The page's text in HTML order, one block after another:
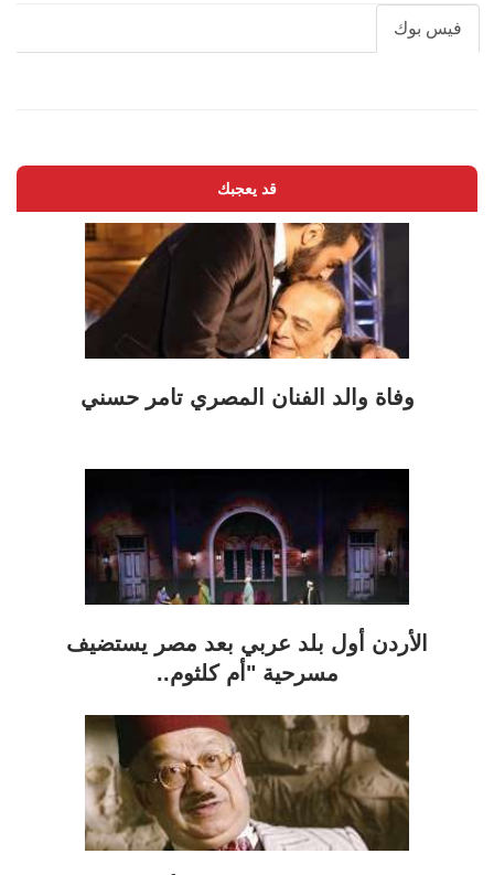
فيس بوك
قد يعجبك
وفاة والد الفنان المصري تامر حسني
الأردن أول بلد عربي بعد مصر يستضيف
مسرحية "أم كلثوم..